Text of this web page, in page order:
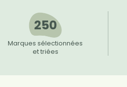
250
Marques sélectionnées
et triées